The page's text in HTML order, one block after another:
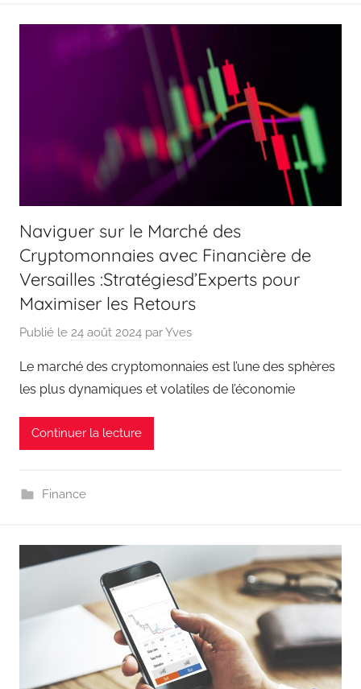
Naviguer sur le Marché des
Cryptomonnaies avec Financière de
Versailles :Stratégiesd’Experts pour
Maximiser les Retours
Publié le 24 août 2024 parYves
Le marché des cryptomonnaies est l’une des sphères
les plus dynamiques et volatiles de l’économie
Continuer la lecture
Finance